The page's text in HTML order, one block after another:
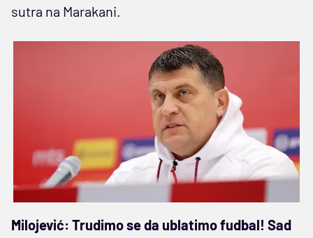
sutra na Marakani.
Milojević: Trudimo se da ublatimo fudbal! Sad